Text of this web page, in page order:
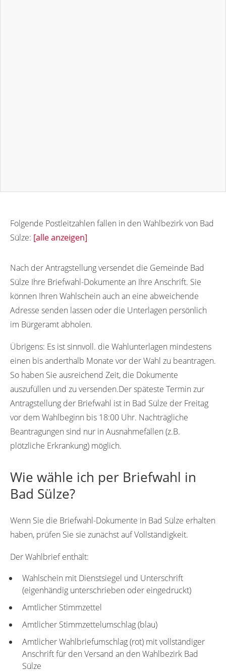
Folgende Postleitzahlen fallen in den Wahlbezirk von Bad
Sülze: [alle anzeigen]
Nach der Antragstellung versendet die Gemeinde Bad
Sülze Ihre Briefwahl-Dokumente an Ihre Anschrift. Sie
können Ihren Wahlschein auch an eine abweichende
Adresse senden lassen oder die Unterlagen persönlich
im Bürgeramt abholen.
Übrigens: Es ist sinnvoll. die Wahlunterlagen mindestens
einen bis anderthalb Monate vor der Wahl zu beantragen.
So haben Sie ausreichend Zeit, die Dokumente
auszufüllen und zu versenden.Der späteste Termin zur
Antragstellung der Briefwahl ist in Bad Sülze der Freitag
vor dem Wahlbeginn bis 18:00 Uhr. Nachträgliche
Beantragungen sind nur in Ausnahmefällen (z.B.
plötzliche Erkrankung) möglich.
Wie wähle ich per Briefwahl in
Bad Sülze?
Wenn Sie die Briefwahl-Dokumente in Bad Sülze erhalten
haben, prüfen Sie sie zunächst auf Vollständigkeit.
Der Wahlbrief enthält:
Wahlschein mit Dienstsiegel und Unterschrift
(eigenhändig unterschrieben oder eingedruckt)
Amtlicher Stimmzettel
Amtlicher Stimmzettelumschlag (blau)
Amtlicher Wahlbriefumschlag (rot) mit vollständiger
Anschrift für den Versand an den Wahlbezirk Bad
Sülze